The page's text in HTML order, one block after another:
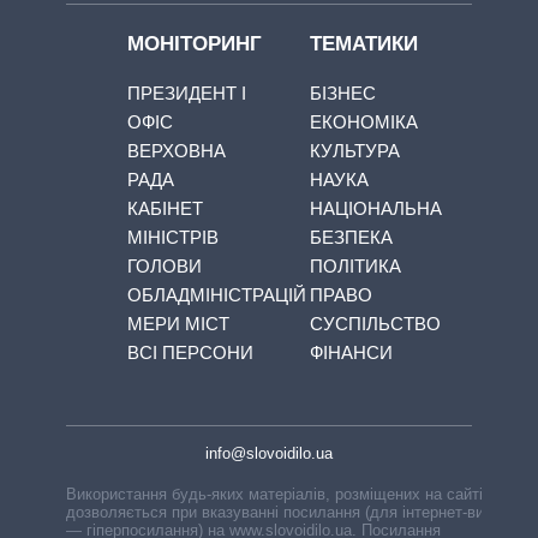
МОНІТОРИНГ
ПРЕЗИДЕНТ І
ОФІС
ВЕРХОВНА
РАДА
КАБІНЕТ
МІНІСТРІВ
ГОЛОВИ
ОБЛАДМІНІСТРАЦІЙ
МЕРИ МІСТ
ВСІ ПЕРСОНИ
ТЕМАТИКИ
БІЗНЕС
ЕКОНОМІКА
КУЛЬТУРА
НАУКА
НАЦІОНАЛЬНА
БЕЗПЕКА
ПОЛІТИКА
ПРАВО
СУСПІЛЬСТВО
ФІНАНСИ
info@slovoidilo.ua
Використання будь-яких матеріалів, розміщених на сайті,
дозволяється при вказуванні посилання (для інтернет-видань
— гіперпосилання) на www.slovoidilo.ua. Посилання